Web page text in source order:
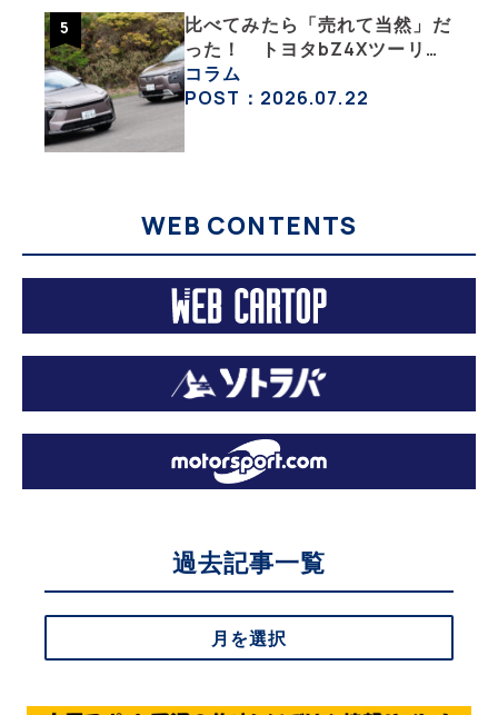
比べてみたら「売れて当然」だ
った！ トヨタbZ4Xツーリン
グ＆スバル・トレイルシーカー
が販売絶好調なワケ
コラム
POST：2026.07.22
WEB CONTENTS
過去記事一覧
月を選択